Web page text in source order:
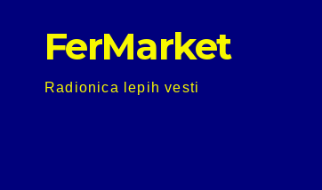
FerMarket
Radionica lepih vesti